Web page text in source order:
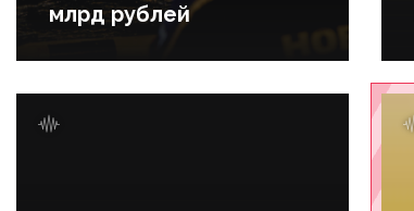
млрд рублей